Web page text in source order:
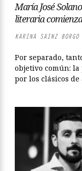
María José
literaria
KARINA SAINZ BORGO
Por separado,
objetivo común:
por los clásicos de